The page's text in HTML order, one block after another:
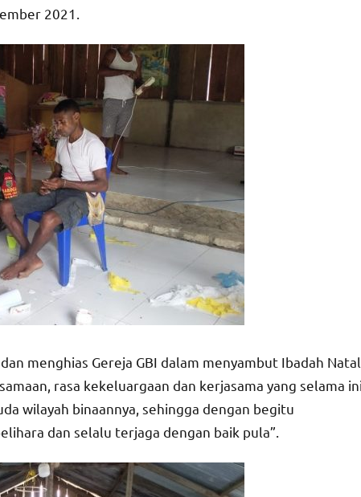
2021.
menghias Gereja GBI dalam menyambut Ibadah Natal
rasa kekeluargaan dan kerjasama yang selama
wilayah binaannya, sehingga dengan begitu
dan selalu terjaga dengan baik pula”.